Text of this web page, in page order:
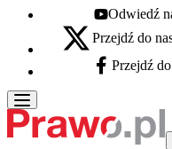
Youtube -
Odwiedź
X - otwiera się w nowej
Przejdź do
Facebook -
Przejdź